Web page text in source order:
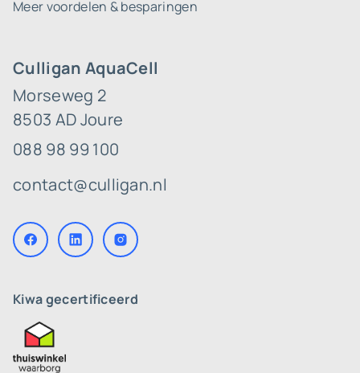
Culligan AquaCell
Morseweg 2
8503 AD Joure
088 98 99 100
contact@culligan.nl
Kiwa gecertificeerd
Meer voordelen & besparingen